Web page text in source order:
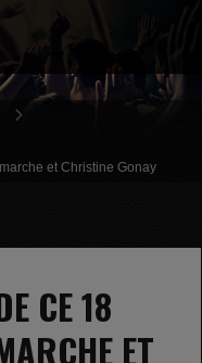
et Christine Gonay
CE 18
ET